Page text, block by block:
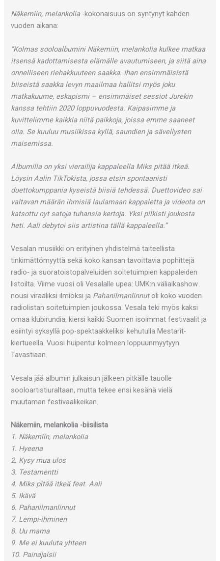
Näkemiin, melankolia -kokonaisuus on syntynyt kahden
vuoden aikana:
”Kolmas sooloalbumini Näkemiin, melankolia kulkee matkaa
itsensä kadottamisesta elämälle avautumiseen, ja siitä aina
onnelliseen riehakkuuteen saakka. Ihan ensimmäisistä
biiseistä saakka levyn maailmaa hallitsi myös joku
matkakuume, eskapismi – ensimmäiset sessiot Jurekin
kanssa tehtiin 2020 loppuvuodesta. Kaipasimme ja
kuvittelimme kaikkia niitä paikkoja, joissa emme saaneet
olla. Se kuuluu musiikissa kyllä, saundien ja sävellysten
maisemissa.
Albumilla on yksi vierailija kappaleella Miks pitää itkeä.
Löysin Aalin TikTokista, jossa etsin spontaanisti
duettokumppania kyseistä biisiä tehdessä. Duettovideo sai
valtavan määrän ihmisiä laulamaan kappaletta ja videota on
katsottu nyt satoja tuhansia kertoja. Yksi pilkisti joukosta
heti. Aali debytoi siis artistina tällä kappaleella.”
Vesalan musiikki on erityinen yhdistelmä taiteellista
tinkimättömyyttä sekä koko kansan tavoittavia pophittejä
radio- ja suoratoistopalveluiden soitetuimpien kappaleiden
listoilta. Viime vuosi oli Vesalalle upea: UMK:n väliaikashow
nousi viraaliksi ilmiöksi ja Pahanilmanlinnutoli koko vuoden
radiolistan soitetuimpien joukossa. Vesala teki myös kaksi
omaa klubirundia, kiersi kaikki Suomen isoimmat festivaalit ja
esiintyi syksyllä pop-spektaakkeliksi kehutulla Mestarit-
kiertueella. Vuosi huipentui kolmeen loppuunmyytyyn
Tavastiaan.
Vesala jää albumin julkaisun jälkeen pitkälle tauolle
sooloartistiuraltaan, mutta tekee ensi kesänä vielä
muutaman festivaalikeikan.
Näkemiin, melankolia -biisilista
1. Näkemiin, melankolia
1. Hyeena
2. Kysy mua ulos
3. Testamentti
4. Miks pitää itkeä feat. Aali
5. Ikävä
6. Pahanilmanlinnut
7. Lempi-ihminen
8. Uu mama
9. Me ei kuuluta yhteen
10. Painajaisii